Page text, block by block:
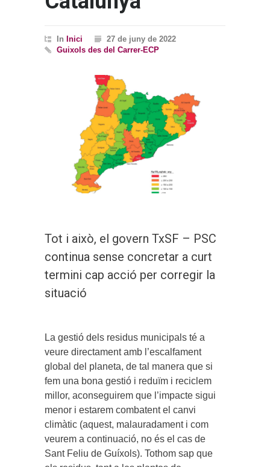
In Inici
27 de juny de 2022
Guixols des del Carrer-ECP
Tot i això, el govern TxSF – PSC
continua sense concretar a curt
termini cap acció per corregir la
situació
La gestió dels residus municipals té a
veure directament amb l’escalfament
global del planeta, de tal manera que si
fem una bona gestió i reduïm i reciclem
millor, aconseguirem que l’impacte sigui
menor i estarem combatent el canvi
climàtic (aquest, malauradament i com
veurem a continuació, no és el cas de
Sant Feliu de Guíxols). Tothom sap que